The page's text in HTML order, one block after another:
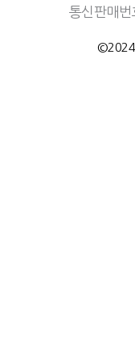
통신판매
©2024